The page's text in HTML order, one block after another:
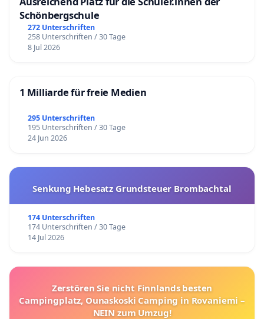
Schönbergschule
272 Unterschriften
258 Unterschriften / 30 Tage
8 Jul 2026
1 Milliarde für freie Medien
295 Unterschriften
195 Unterschriften / 30 Tage
24 Jun 2026
Senkung Hebesatz Grundsteuer Brombachtal
174 Unterschriften
174 Unterschriften / 30 Tage
14 Jul 2026
Zerstören Sie nicht Finnlands besten
Campingplatz, Ounaskoski Camping in Rovaniemi –
NEIN zum Umzug!